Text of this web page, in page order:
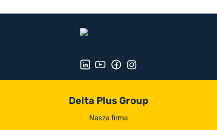
Delta Plus Group
Nasza firma